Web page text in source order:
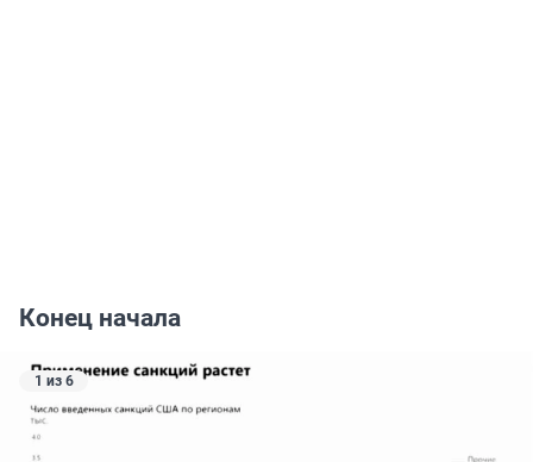
Конец начала
1 из 6